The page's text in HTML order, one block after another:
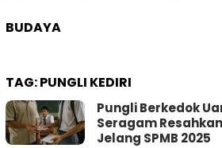
BUDAYA
TAG:PUNGLI KEDIRI
Pungli Berkedok
Seragam
Jelang SPMB 2025